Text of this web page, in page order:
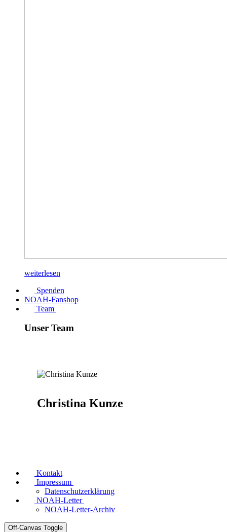
weiterlesen
Spenden
NOAH-Fanshop
Team
Unser Team
Christina Kunze
Kontakt
Impressum
Datenschutzerklärung
NOAH-Letter
NOAH-Letter-Archiv
Off-Canvas Toggle